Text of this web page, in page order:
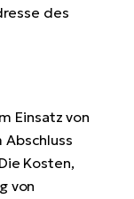
des
Einsatz von
Kosten,
von